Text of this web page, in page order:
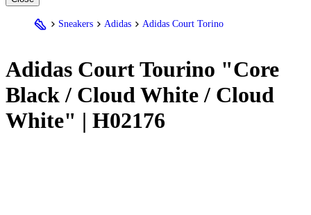
Sneakers Adidas Adidas Court Torino
Adidas Court Tourino "Core
Black / Cloud White / Cloud
White" | H02176